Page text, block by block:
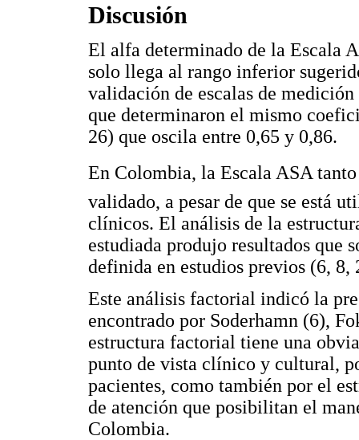
Discusión
El alfa determinado de la Escala
solo llega al rango inferior
validación de escalas de
que determinaron el mismo
26) que oscila entre 0,65 y 0,86.
En Colombia, la Escala ASA
validado, a pesar de que se está
clínicos. El análisis de la
estudiada produjo resultados que
definida en estudios previos (6, 8,
Este análisis factorial indicó la
encontrado por Soderhamn (6),
estructura factorial tiene una
punto de vista clínico y cultural,
pacientes, como también por el
de atención que posibilitan el
Colombia.